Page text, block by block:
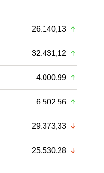
26.140,13
32.431,12
4.000,99
6.502,56
29.373,33
25.530,28